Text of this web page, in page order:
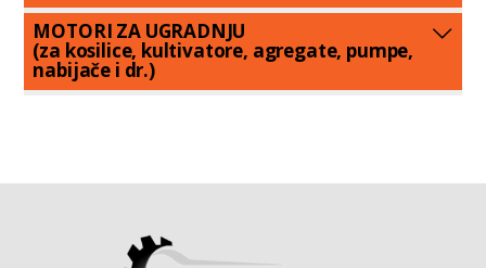
MOTORI ZA UGRADNJU
(za kosilice, kultivatore, agregate, pumpe,
nabijače i dr.)